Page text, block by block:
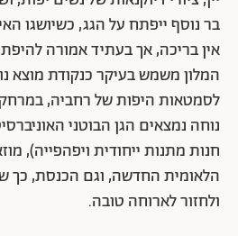
בר נוסף ייפתח על הגג, כשיושגו
אין בריכה, אך בעתיד אמורה
המלון משמש בעיקר כנקודת מוצא
נוחה נמצאים הגן הבוטני
חנות מתנות ייחודית ויפהפייה),
הלאומית החדשה, וגם הכנסת, כך
ולחזור לארוחה טובה.